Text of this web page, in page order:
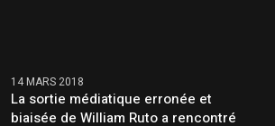
14 MARS 2018
La sortie médiatique erronée et
biaisée de William Ruto a rencontré